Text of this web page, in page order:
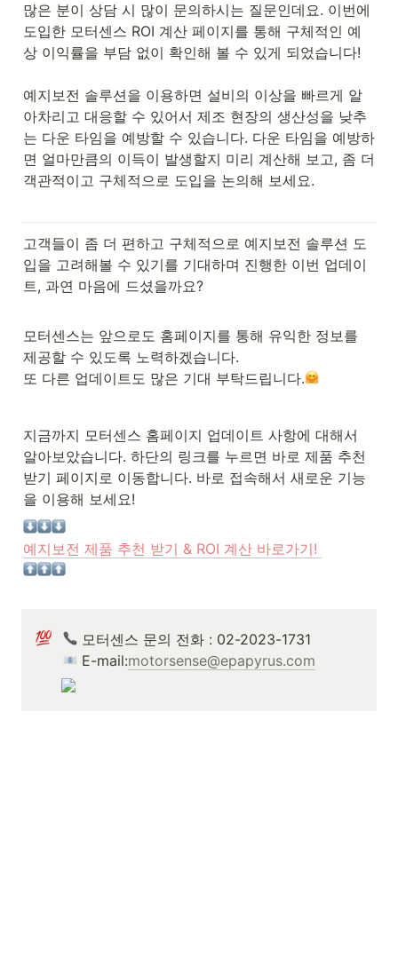
많은 분이 상담 시 많이 문의하시는 질문인데요. 이번에
도입한 모터센스 ROI 계산 페이지를 통해 구체적인 예
상 이익률을 부담 없이 확인해 볼 수 있게 되었습니다!
예지보전 솔루션을 이용하면 설비의 이상을 빠르게 알
아차리고 대응할 수 있어서 제조 현장의 생산성을 낮추
는 다운 타임을 예방할 수 있습니다. 다운 타임을 예방하
면 얼마만큼의 이득이 발생할지 미리 계산해 보고, 좀 더
객관적이고 구체적으로 도입을 논의해 보세요.
고객들이 좀 더 편하고 구체적으로 예지보전 솔루션 도
입을 고려해볼 수 있기를 기대하며 진행한 이번 업데이
트, 과연 마음에 드셨을까요?
모터센스는 앞으로도 홈페이지를 통해 유익한 정보를
제공할 수 있도록 노력하겠습니다.
또 다른 업데이트도 많은 기대 부탁드립니다.
지금까지 모터센스 홈페이지 업데이트 사항에 대해서
알아보았습니다. 하단의 링크를 누르면 바로 제품 추천
받기 페이지로 이동합니다. 바로 접속해서 새로운 기능
을 이용해 보세요!
예지보전 제품 추천 받기 & ROI 계산 바로가기!
E-mail:motorsense@epapyrus.com